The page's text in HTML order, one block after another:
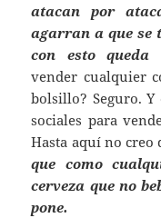
atacan por
agarran a que se
con esto queda
vender cualquier
bolsillo? Seguro.
sociales para
Hasta aquí no
que como
cerveza que no
pone.